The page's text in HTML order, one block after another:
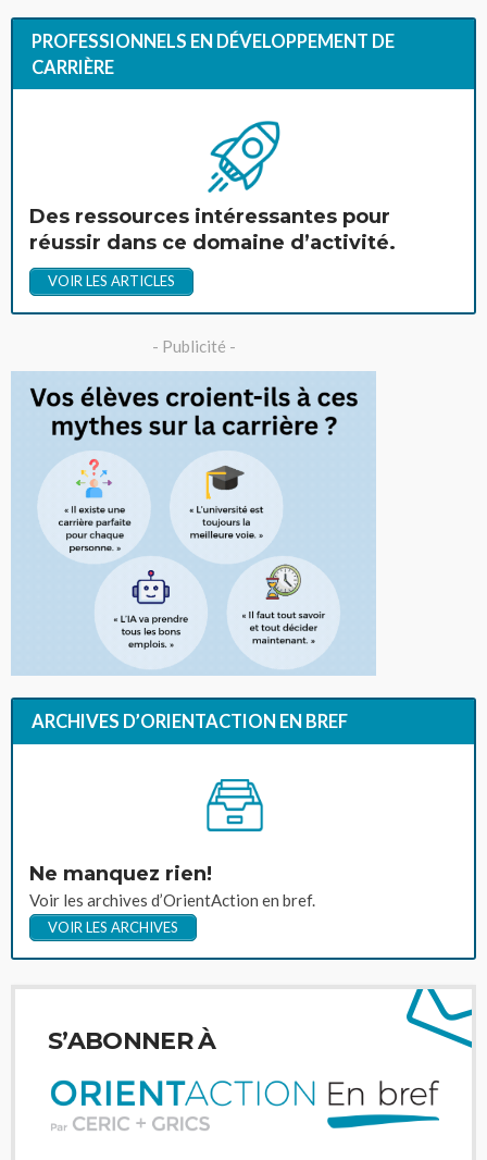
PROFESSIONNELS EN DÉVELOPPEMENT DE
CARRIÈRE
Des ressources intéressantes pour
réussir dans ce domaine d’activité.
VOIR LES ARTICLES
- Publicité -
ARCHIVES D’ORIENTACTION EN BREF
Ne manquez rien!
Voir les archives d’OrientAction en bref.
VOIR LES ARCHIVES
S’ABONNER À